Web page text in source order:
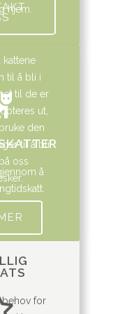
hjem.
å
kattene
til å bli i
til de er
ut,
den
til å bli
oss
behov for